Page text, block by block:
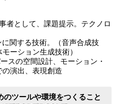
者として、課題提示。テクノロ
に関する技術。（音声合成技
ーション生成技術）
スの空間設計、モーション・
演出、表現創造
のツールや環境をつくること